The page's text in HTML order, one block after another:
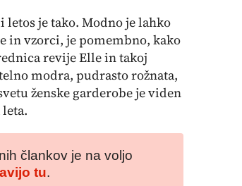
letos je tako. Modno je lahko
in vzorci, je pomembno, kako
revije Elle in takoj
modra, pudrasto rožnata,
ženske garderobe je viden
člankov je na voljo
tu.